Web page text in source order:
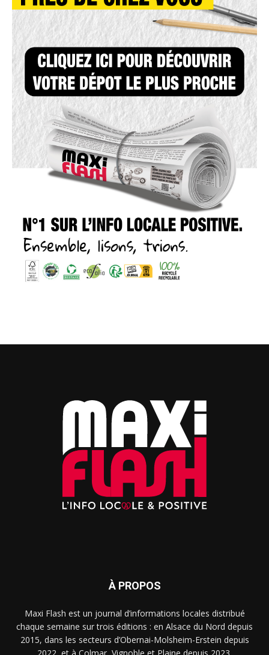
À PROPOS
Maxi Flash est un journal d’informations locales distribué
chaque semaine sur trois éditions : en Alsace du Nord depuis
2015, dans les secteurs d’Obernai-Molsheim-Erstein depuis